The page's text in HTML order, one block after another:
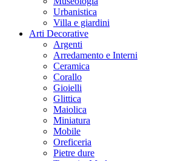
Urbanistica
Villa e giardini
Arti Decorative
Argenti
Arredamento e Interni
Ceramica
Corallo
Gioielli
Glittica
Maiolica
Miniatura
Mobile
Oreficeria
Pietre dure